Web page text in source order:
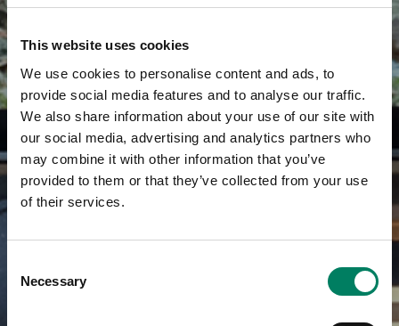
This website uses cookies
We use cookies to personalise content and ads, to
provide social media features and to analyse our traffic.
We also share information about your use of our site with
our social media, advertising and analytics partners who
may combine it with other information that you’ve
provided to them or that they’ve collected from your use
of their services.
Selection
Necessary